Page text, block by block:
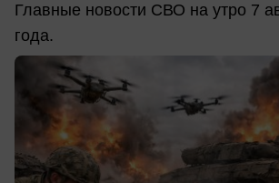
Главные новости СВО на утро 7
года.